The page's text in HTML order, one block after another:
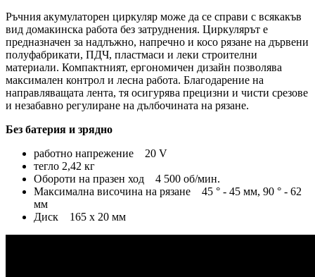
Ръчния акумулаторен циркуляр може да се справи с всякакъв
вид домакинска работа без затруднения. Циркулярът е
предназначен за надлъжно, напречно и косо рязане на дървени
полуфабрикати, ПДЧ, пластмаси и леки строителни
материали. Компактният, ергономичен дизайн позволява
максимален контрол и лесна работа. Благодарение на
направляващата лента, тя осигурява прецизни и чисти срезове
и незабавно регулиране на дълбочината на рязане.
Без батерия и зрядно
работно напрежение 20 V
тегло 2,42 кг
Обороти на празен ход 4 500 об/мин.
Максимална височина на рязане 45 ° - 45 мм, 90 ° - 62
мм
Диск 165 х 20 мм